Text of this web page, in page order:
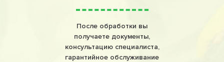
После обработки вы
получаете документы,
консультацию специалиста,
гарантийное обслуживание